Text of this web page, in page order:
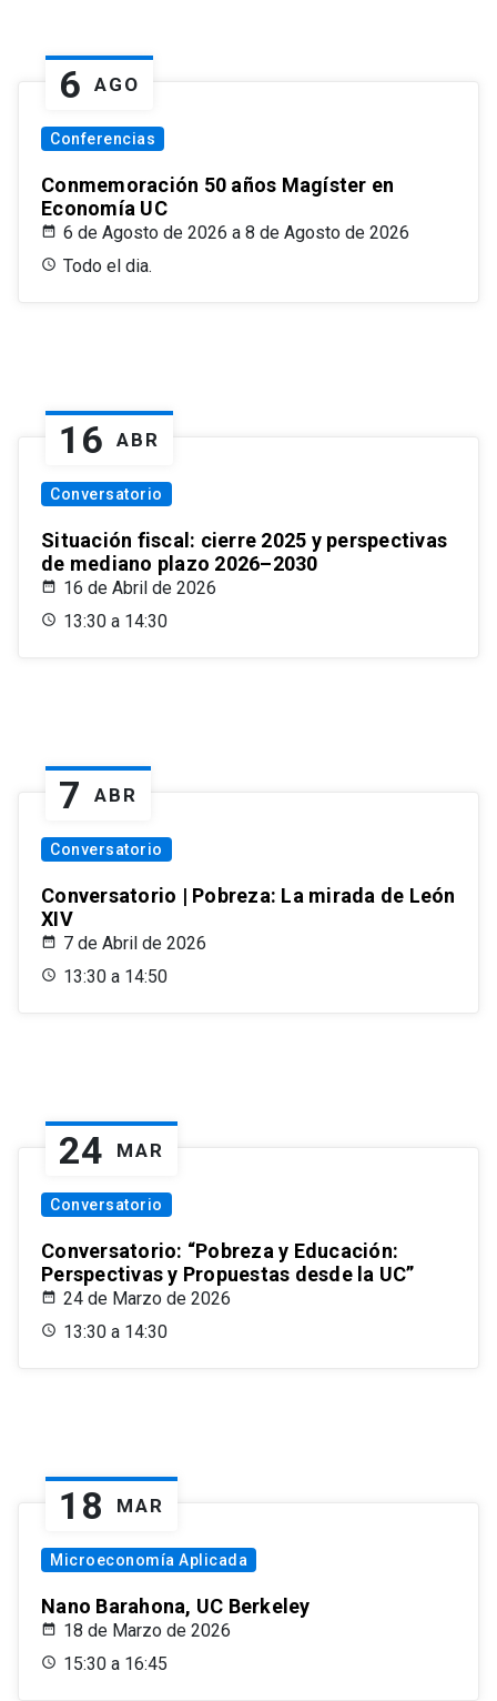
6 AGO
Conferencias
Conmemoración 50 años Magíster en
Economía UC
6 de Agosto de 2026 a 8 de Agosto de 2026
Todo el dia.
16 ABR
Conversatorio
Situación fiscal: cierre 2025 y perspectivas
de mediano plazo 2026–2030
16 de Abril de 2026
13:30 a 14:30
7 ABR
Conversatorio
Conversatorio | Pobreza: La mirada de León
XIV
7 de Abril de 2026
13:30 a 14:50
24 MAR
Conversatorio
Conversatorio: “Pobreza y Educación:
Perspectivas y Propuestas desde la UC”
24 de Marzo de 2026
13:30 a 14:30
18 MAR
Microeconomía Aplicada
Nano Barahona, UC Berkeley
18 de Marzo de 2026
15:30 a 16:45